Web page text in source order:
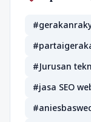
#Jurusan
#jasa SEO